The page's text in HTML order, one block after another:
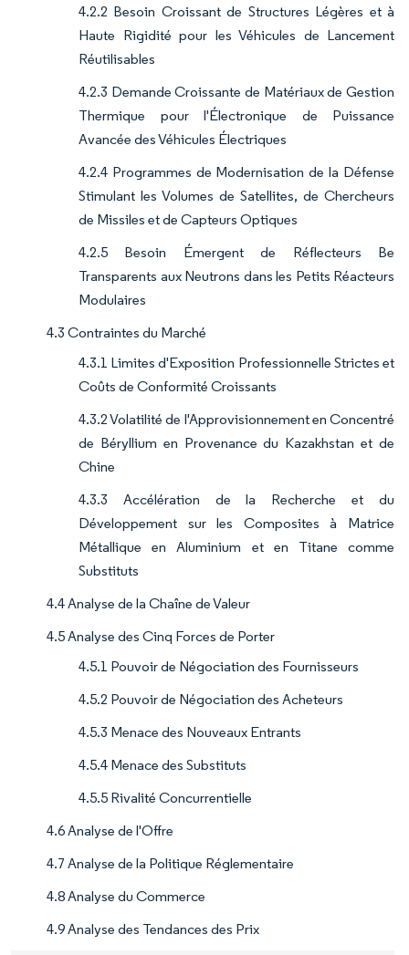
4.2.2 Besoin Croissant de Structures Légères et à
Haute Rigidité pour les Véhicules de Lancement
Réutilisables
4.2.3 Demande Croissante de Matériaux de Gestion
Thermique pour l'Électronique de Puissance
Avancée des Véhicules Électriques
4.2.4 Programmes de Modernisation de la Défense
Stimulant les Volumes de Satellites, de Chercheurs
de Missiles et de Capteurs Optiques
4.2.5 Besoin Émergent de Réflecteurs Be
Transparents aux Neutrons dans les Petits Réacteurs
Modulaires
4.3 Contraintes du Marché
4.3.1 Limites d'Exposition Professionnelle Strictes et
Coûts de Conformité Croissants
4.3.2 Volatilité de l'Approvisionnement en Concentré
de Béryllium en Provenance du Kazakhstan et de
Chine
4.3.3 Accélération de la Recherche et du
Développement sur les Composites à Matrice
Métallique en Aluminium et en Titane comme
Substituts
4.4 Analyse de la Chaîne de Valeur
4.5 Analyse des Cinq Forces de Porter
4.5.1 Pouvoir de Négociation des Fournisseurs
4.5.2 Pouvoir de Négociation des Acheteurs
4.5.3 Menace des Nouveaux Entrants
4.5.4 Menace des Substituts
4.5.5 Rivalité Concurrentielle
4.6 Analyse de l'Offre
4.7 Analyse de la Politique Réglementaire
4.8 Analyse du Commerce
4.9 Analyse des Tendances des Prix